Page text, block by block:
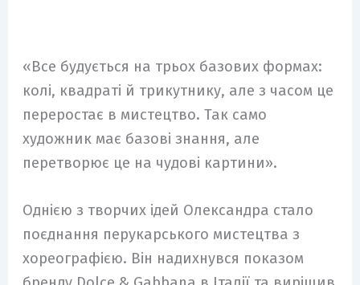
«Все будується на трьох базових формах:
колі, квадраті й трикутнику, але з часом це
переростає в мистецтво. Так само
художник має базові знання, але
перетворює це на чудові картини».
Однією з творчих ідей Олександра стало
поєднання перукарського мистецтва з
хореографією. Він надихнувся показом